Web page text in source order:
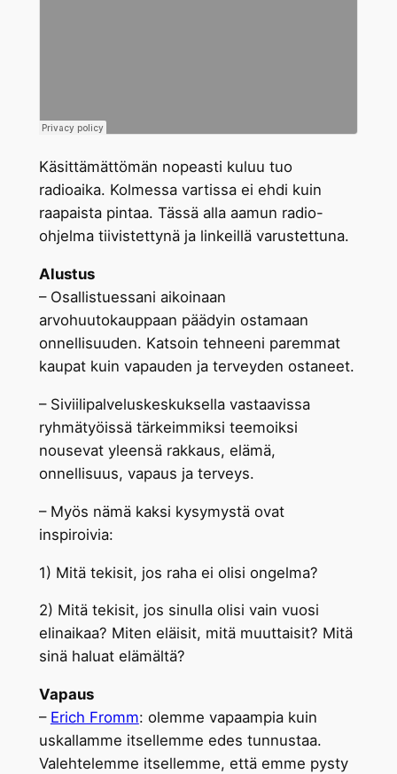
Käsittämättömän nopeasti kuluu tuo
radioaika. Kolmessa vartissa ei ehdi kuin
raapaista pintaa. Tässä alla aamun radio-
ohjelma tiivistettynä ja linkeillä varustettuna.
Alustus
– Osallistuessani aikoinaan
arvohuutokauppaan päädyin ostamaan
onnellisuuden. Katsoin tehneeni paremmat
kaupat kuin vapauden ja terveyden ostaneet.
– Siviilipalveluskeskuksella vastaavissa
ryhmätyöissä tärkeimmiksi teemoiksi
nousevat yleensä rakkaus, elämä,
onnellisuus, vapaus ja terveys.
– Myös nämä kaksi kysymystä ovat
inspiroivia:
1) Mitä tekisit, jos raha ei olisi ongelma?
2) Mitä tekisit, jos sinulla olisi vain vuosi
elinaikaa? Miten eläisit, mitä muuttaisit? Mitä
sinä haluat elämältä?
Vapaus
– Erich Fromm: olemme vapaampia kuin
uskallamme itsellemme edes tunnustaa.
Valehtelemme itsellemme, että emme pysty